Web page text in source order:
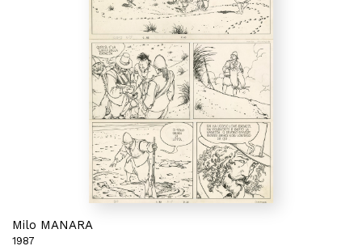
Milo MANARA
1987